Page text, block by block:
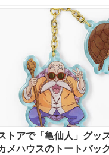
トアで「亀仙人」グッ
メハウスのトートバッ